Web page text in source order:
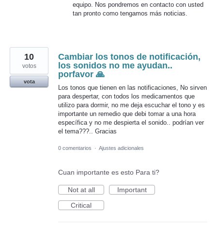
equipo. Nos pondremos en contacto con usted
tan pronto como tengamos más noticias.
Cambiar los tonos de notificación,
los sonidos no me ayudan..
porfavor 🙏
Los tonos que tienen en las notificaciones, No sirven
para despertar, con todos los medicamentos que
utilizo para dormir, no me deja escuchar el tono y es
importante un remedio que debi tomar a una hora
específica y no me despierta el sonido.. podrían ver
el tema???.. Gracias
10
votos
vota
0 comentarios · Ajustes adicionales
Cuan importante es esto Para ti?
Not at all
Important
Critical